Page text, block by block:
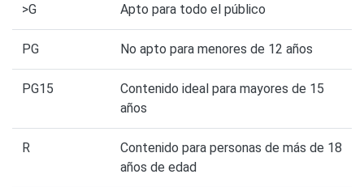
>G Apto para todo el público
PG No apto para menores de 12 años
PG15
Contenido ideal para mayores de 15
años
R
Contenido para personas de más de 18
años de edad